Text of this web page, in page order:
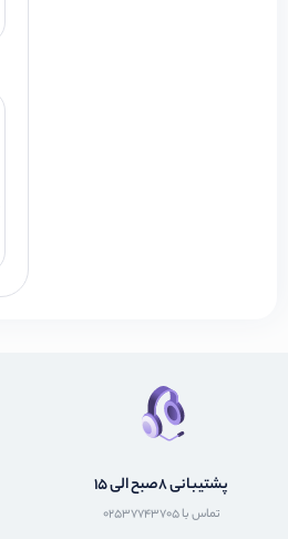
پشتیبانی 8صبح الی 15
تماس با 02537743705